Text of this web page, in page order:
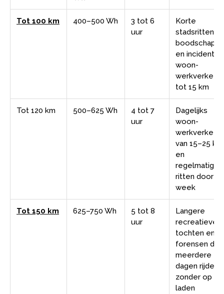
Tot 100 km 400–500 Wh
3 tot 6
uur
Korte
stadsritten,
en
woon-
werkverkeer
tot 15 km
Tot 120 km 500–625 Wh
4 tot 7
uur
Dagelijks
woon-
werkverkeer
van 15–25 km
en
regelmatige
ritten door
week
Tot 150 km 625–750 Wh
5 tot 8
uur
Langere
recreatieve
tochten en
forensen die
meerdere
dagen rijden
zonder op te
laden